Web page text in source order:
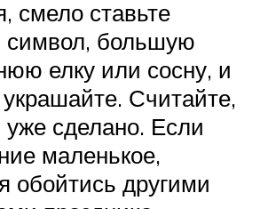
смело ставьте
символ, большую
елку или сосну, и
Считайте,
уже сделано. Если
маленькое,
обойтись другими